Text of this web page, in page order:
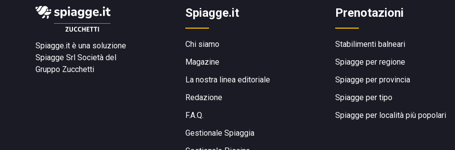
Spiagge.it è una soluzione
Spiagge Srl Società del
Gruppo Zucchetti
Spiagge.it
Chi siamo
Magazine
La nostra linea editoriale
Redazione
F.A.Q.
Gestionale Spiaggia
Prenotazioni
Stabilimenti balneari
Spiagge per regione
Spiagge per provincia
Spiagge per tipo
Spiagge per località più popolari